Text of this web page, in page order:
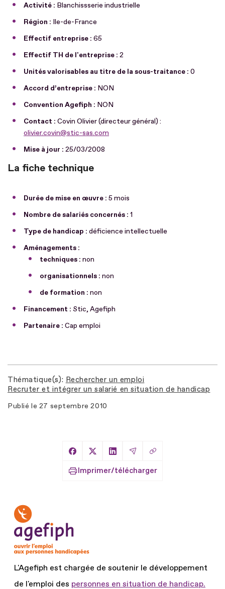
Activité : Blanchissserie industrielle
Région : Ile-de-France
Effectif entreprise : 65
Effectif TH de l'entreprise : 2
Unités valorisables au titre de la sous-traitance : 0
Accord d’entreprise : NON
Convention Agefiph : NON
Contact : Covin Olivier (directeur général) :
olivier.covin@stic-sas.com
Mise à jour : 25/03/2008
La fiche technique
Durée de mise en œuvre : 5 mois
Nombre de salariés concernés : 1
Type de handicap : déficience intellectuelle
Aménagements :
techniques : non
organisationnels : non
de formation : non
Financement : Stic, Agefiph
Partenaire : Cap emploi
Thématique(s) Rechercher un emploi
Recruter et intégrer un salarié en situation de handicap
Publié le 27 septembre 2010
Partager sur Facebook
Partager sur X
Partager sur LinkedIn
Partager par Email
Copier le lien
Imprimer/télécharger
L'Agefiph est chargée de soutenir le développement
de l'emploi des personnes en situation de handicap.